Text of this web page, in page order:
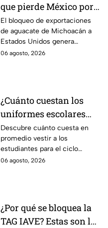
que pierde México por
el bloqueo de Estados
Unidos al aguate de
Michoacán
El bloqueo de exportaciones
de aguacate de Michoacán a
Estados Unidos genera
pérdidas millonarias.
06 agosto, 2026
¿Cuánto cuestan los
uniformes escolares
para el regreso a clases
2026, según su grado?
Descubre cuánto cuesta en
promedio vestir a los
estudiantes para el ciclo
escolar 2026-2027 y consejos
06 agosto, 2026
¿Por qué se bloquea la
TAG IAVE? Estas son las